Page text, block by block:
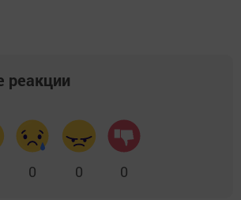
реакции
0 0 0